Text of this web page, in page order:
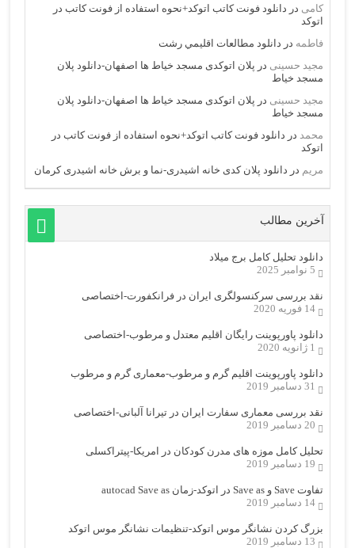
کامی در دانلود فونت کاتب اتوکد+نحوه استفاده از فونت کاتب در
اتوکد
فاطمه در دانلود مطالعات اقليمي رشت
مجید حسینی در پلان اتوکدی مسجد خیاط ها اصفهان-دانلود پلان
مسجد خیاط
مجید حسینی در پلان اتوکدی مسجد خیاط ها اصفهان-دانلود پلان
مسجد خیاط
محمد در دانلود فونت کاتب اتوکد+نحوه استفاده از فونت کاتب در
اتوکد
مریم در دانلود پلان کدی خانه اشیدری-نما و برش خانه اشیدری کرمان
آخرین مطالب
دانلود تحلیل کامل برج میلاد
5 نوامبر 2025
نقد بررسی سرکنسولگری ایران در فرانکفورت-اختصاصی
14 فوریه 2020
دانلود پاورپوینت رایگان اقلیم معتدل و مرطوب-اختصاصی
1 ژانویه 2020
دانلود پاورپوینت اقلیم گرم و مرطوب-معماری گرم و مرطوب
31 دسامبر 2019
نقد بررسی معماری سفارت ایران در تیرانا آلبانی-اختصاصی
20 دسامبر 2019
تحلیل کامل موزه های مدرن کودکان در امریکا-پیتراکسلی
19 دسامبر 2019
تفاوت Save و Save as در اتوکد-زمان autocad Save as
14 دسامبر 2019
بزرگ کردن نشانگر موس اتوکد-تنظیمات نشانگر موس اتوکد
13 دسامبر 2019